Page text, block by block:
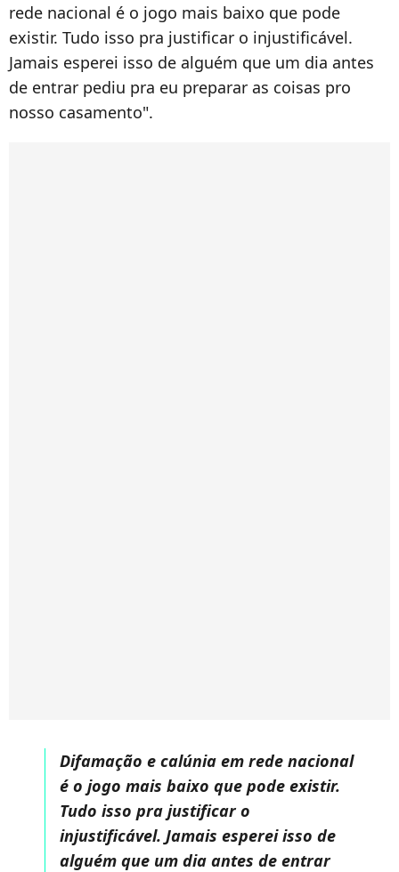
rede nacional é o jogo mais baixo que pode
existir. Tudo isso pra justificar o injustificável.
Jamais esperei isso de alguém que um dia antes
de entrar pediu pra eu preparar as coisas pro
nosso casamento".
Difamação e calúnia em rede nacional
é o jogo mais baixo que pode existir.
Tudo isso pra justificar o
injustificável. Jamais esperei isso de
alguém que um dia antes de entrar